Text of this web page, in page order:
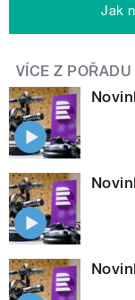
Jak
VÍCE Z POŘADU